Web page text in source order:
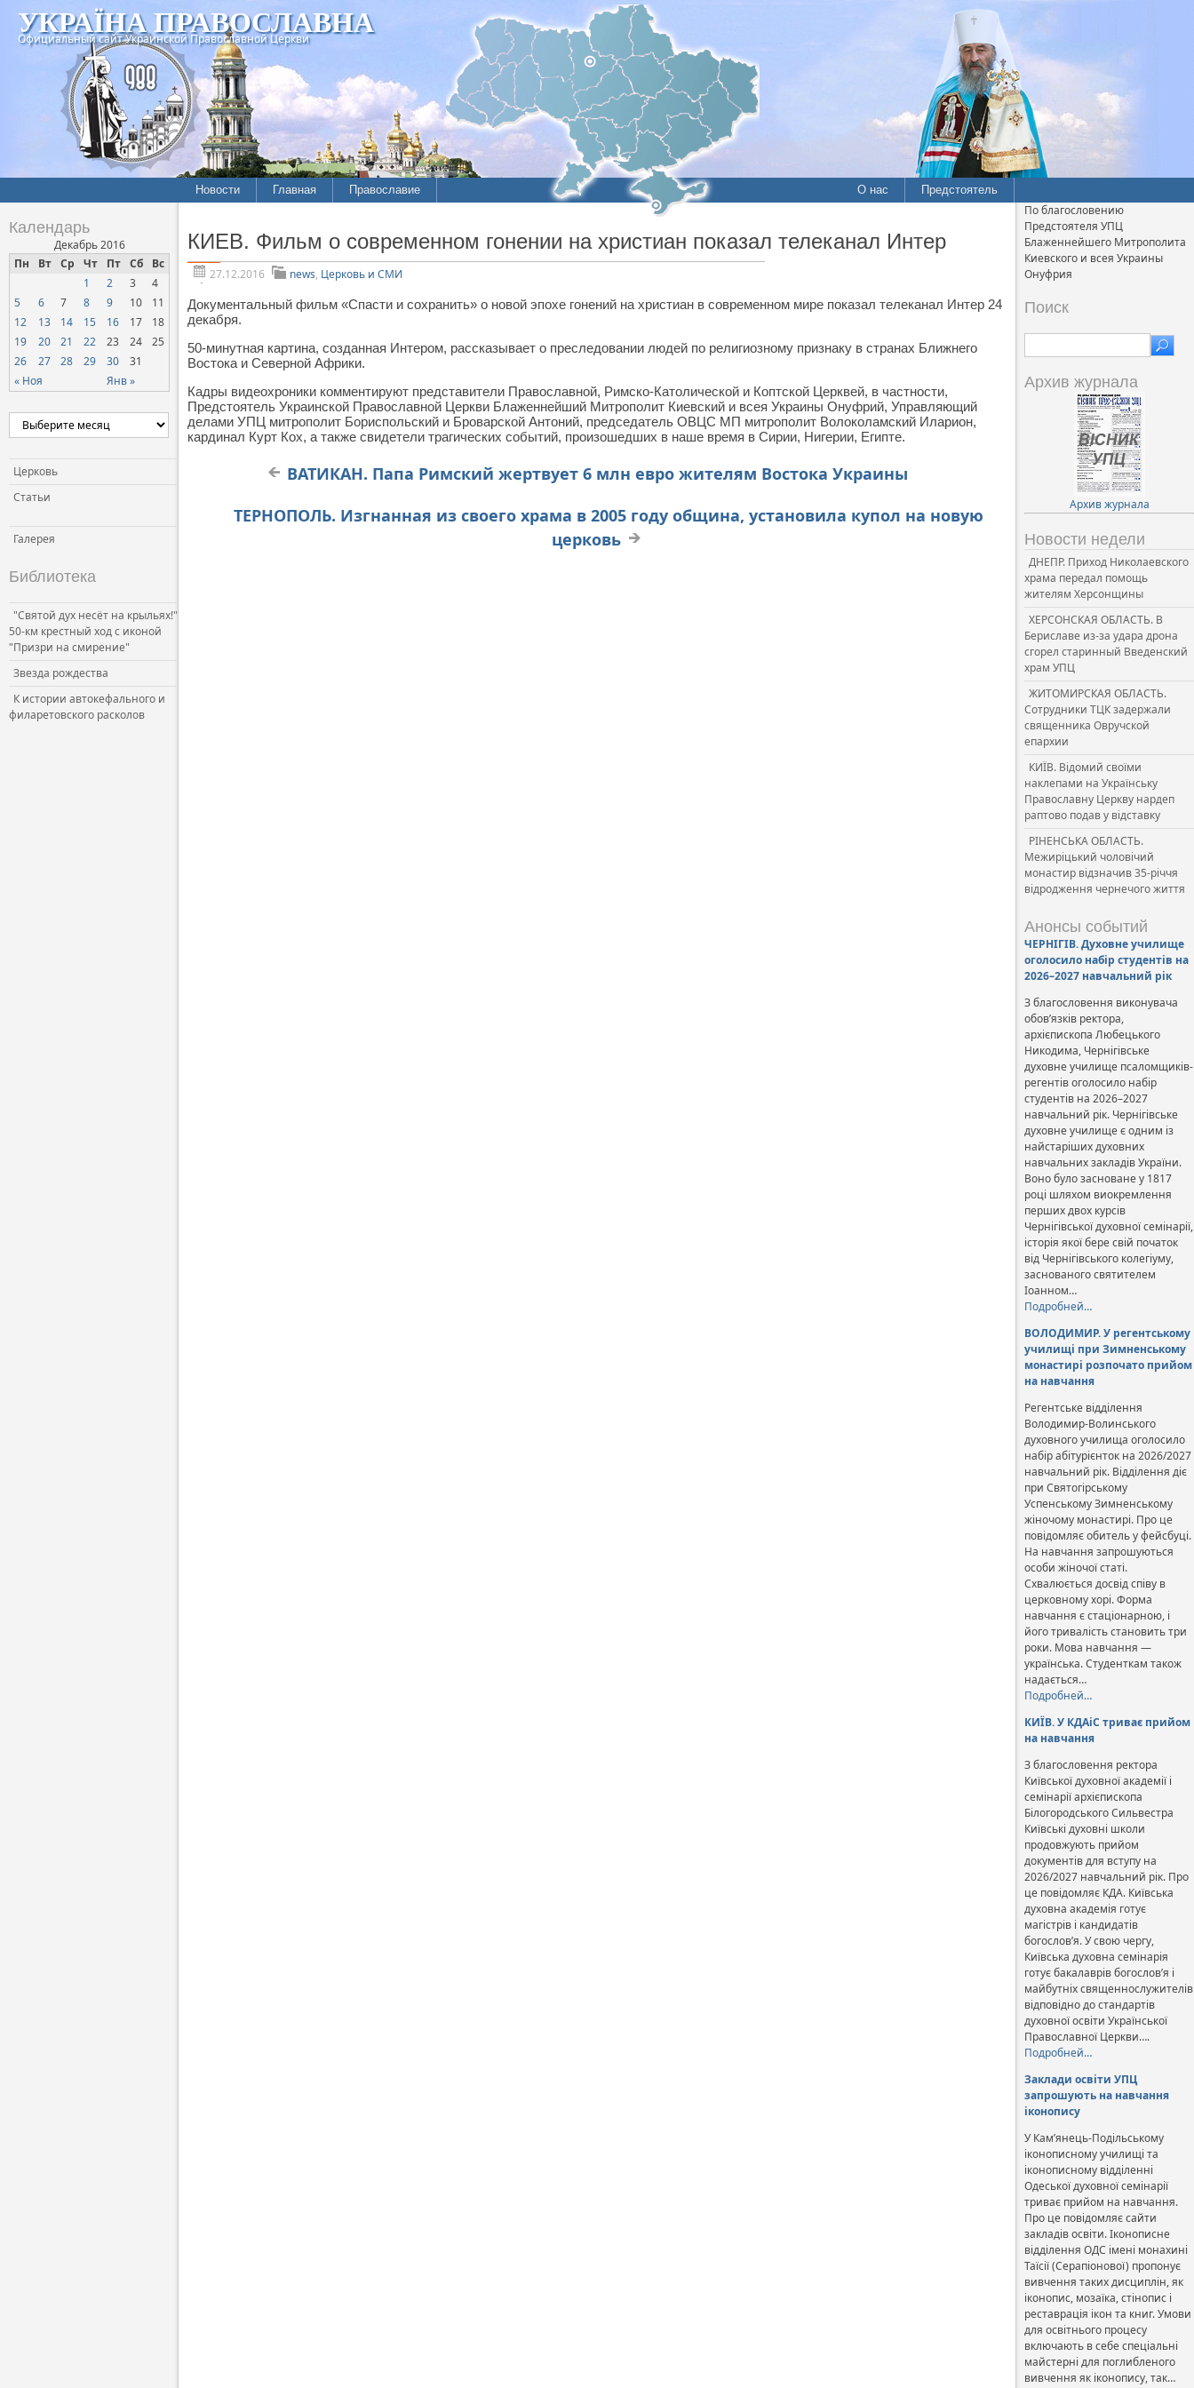
УКРАЇНА ПРАВОСЛАВНА
Официальный сайт Украинской Православной Церкви
Новости
Межконфессиональные
Нарушения прав
верующих
Официальная хроника
Расколы, ереси, секты
СЛУЖЕНИЕ
Церковь и власть
Церковь и общество
Церковь и СМИ
Главная Православие
История
Митрополиты
О нас Предстоятель
Календарь
Декабрь 2016
Пн
Вт Ср Чт Пт Сб Вс
« Ноя Янв »
1 2 3
4
5
6 7 8 9 10
11
12
13 14 15 16 17
18
19
20 21 22 23 24
25
26
27 28 29 30 31
Церковь
Статьи
Галерея
Библиотека
"Святой дух несёт на крыльях!"
50-км крестный ход с иконой
"Призри на смирение"
Звезда рождества
К истории автокефального и
филаретовского расколов
КИЕВ. Фильм о современном гонении на христиан показал телеканал Интер
27.12.2016 news, Церковь и СМИ
Документальный фильм «Спасти и сохранить» о новой эпохе гонений на христиан в современном мире показал телеканал Интер 24
декабря.
50-минутная картина, созданная Интером, рассказывает о преследовании людей по религиозному признаку в странах Ближнего
Востока и Северной Африки.
Кадры видеохроники комментируют представители Православной, Римско-Католической и Коптской Церквей, в частности,
Предстоятель Украинской Православной Церкви Блаженнейший Митрополит Киевский и всея Украины Онуфрий, Управляющий
делами УПЦ митрополит Бориспольский и Броварской Антоний, председатель ОВЦС МП митрополит Волоколамский Иларион,
кардинал Курт Кох, а также свидетели трагических событий, произошедших в наше время в Сирии, Нигерии, Египте.
ВАТИКАН. Папа Римский жертвует 6 млн евро жителям Востока Украины
ТЕРНОПОЛЬ. Изгнанная из своего храма в 2005 году община, установила купол на новую
церковь
По благословению
Предстоятеля УПЦ
Блаженнейшего Митрополита
Киевского и всея Украины
Онуфрия
Поиск
Архив журнала
Архив журнала
Новости недели
ДНЕПР. Приход Николаевского
храма передал помощь
жителям Херсонщины
ХЕРСОНСКАЯ ОБЛАСТЬ. В
Бериславе из-за удара дрона
сгорел старинный Введенский
храм УПЦ
ЖИТОМИРСКАЯ ОБЛАСТЬ.
Сотрудники ТЦК задержали
священника Овручской
епархии
КИЇВ. Відомий своїми
наклепами на Українську
Православну Церкву нардеп
раптово подав у відставку
РІНЕНСЬКА ОБЛАСТЬ.
Межиріцький чоловічий
монастир відзначив 35-річчя
відродження чернечого життя
Анонсы событий
ЧЕРНІГІВ. Духовне училище
оголосило набір студентів на
2026–2027 навчальний рік
З благословення виконувача
обов’язків ректора,
архієпископа Любецького
Никодима, Чернігівське
духовне училище псаломщиків-
регентів оголосило набір
студентів на 2026–2027
навчальний рік. Чернігівське
духовне училище є одним із
найстаріших духовних
навчальних закладів України.
Воно було засноване у 1817
році шляхом виокремлення
перших двох курсів
Чернігівської духовної семінарії,
історія якої бере свій початок
від Чернігівського колегіуму,
заснованого святителем
Іоанном…
Подробней…
ВОЛОДИМИР. У регентському
училищі при Зимненському
монастирі розпочато прийом
на навчання
Регентське відділення
Володимир-Волинського
духовного училища оголосило
набір абітурієнток на 2026/2027
навчальний рік. Відділення діє
при Святогірському
Успенському Зимненському
жіночому монастирі. Про це
повідомляє обитель у фейсбуці.
На навчання запрошуються
особи жіночої статі.
Схвалюється досвід співу в
церковному хорі. Форма
навчання є стаціонарною, і
його тривалість становить три
роки. Мова навчання —
українська. Студенткам також
надається…
Подробней…
КИЇВ. У КДАіС триває прийом
на навчання
З благословення ректора
Київської духовної академії і
семінарії архієпископа
Білогородського Сильвестра
Київські духовні школи
продовжують прийом
документів для вступу на
2026/2027 навчальний рік. Про
це повідомляє КДА. Київська
духовна академія готує
магістрів і кандидатів
богослов’я. У свою чергу,
Київська духовна семінарія
готує бакалаврів богослов’я і
майбутніх священнослужителів
відповідно до стандартів
духовної освіти Української
Православної Церкви….
Подробней…
Заклади освіти УПЦ
запрошують на навчання
іконопису
У Кам’янець-Подільському
іконописному училищі та
іконописному відділенні
Одеської духовної семінарії
триває прийом на навчання.
Про це повідомляє сайти
закладів освіти. Іконописне
відділення ОДС імені монахині
Таїсії (Серапіонової) пропонує
вивчення таких дисциплін, як
іконопис, мозаїка, стінопис і
реставрація ікон та книг. Умови
для освітнього процесу
включають в себе спеціальні
майстерні для поглибленого
вивчення як іконопису, так…